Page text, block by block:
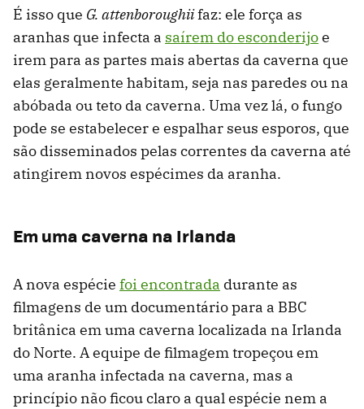
É isso que G. attenboroughiifaz: ele força as
aranhas que infecta a saírem do esconderijoe
irem para as partes mais abertas da caverna que
elas geralmente habitam, seja nas paredes ou na
abóbada ou teto da caverna. Uma vez lá, o fungo
pode se estabelecer e espalhar seus esporos, que
são disseminados pelas correntes da caverna até
atingirem novos espécimes da aranha.
Em uma caverna na Irlanda
A nova espécie foi encontrada durante as
filmagens de um documentário para a BBC
britânica em uma caverna localizada na Irlanda
do Norte. A equipe de filmagem tropeçou em
uma aranha infectada na caverna, mas a
princípio não ficou claro a qual espécie nem a